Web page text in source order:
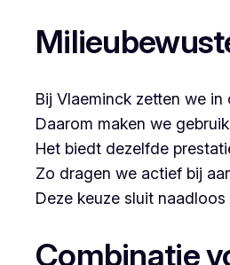
Bij Vlaeminck zetten we
Daarom maken we
Het biedt dezelfde
Zo dragen we actief bij
Deze keuze sluit
Combinatie